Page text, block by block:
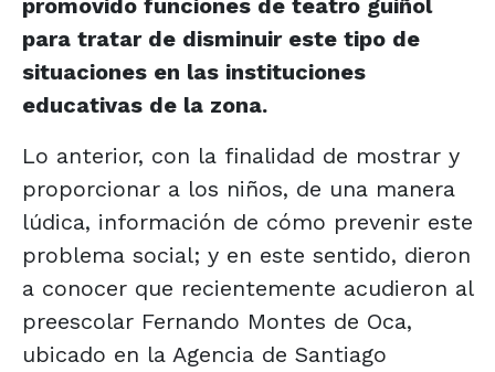
para tratar de disminuir este tipo de
situaciones en las instituciones
educativas de la zona.
Lo anterior, con la finalidad de mostrar y
proporcionar a los niños, de una manera
lúdica, información de cómo prevenir este
problema social; y en este sentido, dieron
a conocer que recientemente acudieron al
preescolar Fernando Montes de Oca,
ubicado en la Agencia de Santiago